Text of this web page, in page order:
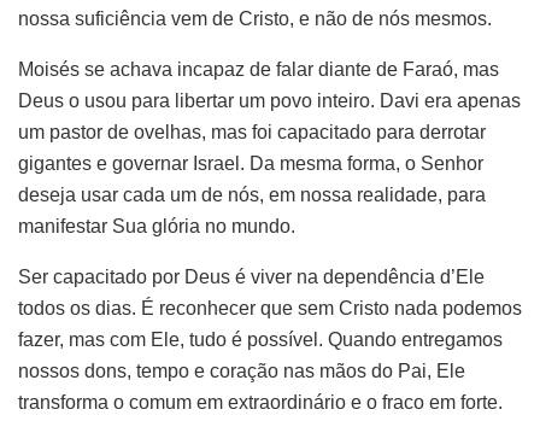
nossa suficiência vem de Cristo, e não de nós mesmos.
Moisés se achava incapaz de falar diante de Faraó, mas
Deus o usou para libertar um povo inteiro. Davi era apenas
um pastor de ovelhas, mas foi capacitado para derrotar
gigantes e governar Israel. Da mesma forma, o Senhor
deseja usar cada um de nós, em nossa realidade, para
manifestar Sua glória no mundo.
Ser capacitado por Deus é viver na dependência d’Ele
todos os dias. É reconhecer que sem Cristo nada podemos
fazer, mas com Ele, tudo é possível. Quando entregamos
nossos dons, tempo e coração nas mãos do Pai, Ele
transforma o comum em extraordinário e o fraco em forte.